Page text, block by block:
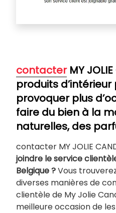
contacterMY
produits
provoquer plus
faire du bien à la
naturelles, des
contacter MY JOLIE
joindre le service
Belgique ?Vous
diverses manières de
clientèle de My Jolie
meilleure occasion de